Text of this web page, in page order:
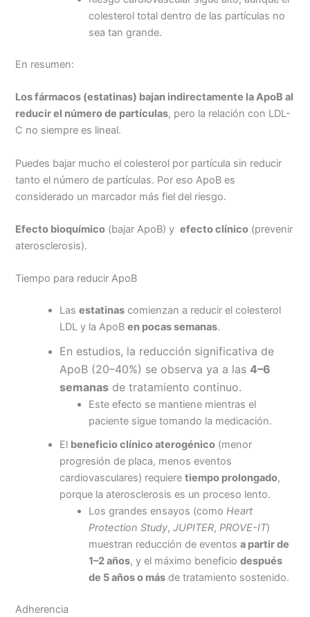
colesterol total dentro de las partículas no
sea tan grande.
En resumen:
Los fármacos (estatinas) bajan indirectamente la ApoB al
reducir el número de partículas, pero la relación con LDL-
C no siempre es lineal.
Puedes bajar mucho el colesterol por partícula sin reducir
tanto el número de partículas. Por eso ApoB es
considerado un marcador más fiel del riesgo.
Efecto bioquímico (bajar ApoB) yefecto clínico (prevenir
aterosclerosis).
Tiempo para reducir ApoB
Lasestatinas comienzan a reducir el colesterol
LDL y la ApoBen pocas semanas.
En estudios, la reducción significativa de
ApoB (20–40%) se observa ya a las4–6
semanas de tratamiento continuo.
Este efecto se mantiene mientras el
paciente sigue tomando la medicación.
El beneficio clínico aterogénico (menor
progresión de placa, menos eventos
cardiovasculares) requieretiempo prolongado,
porque la aterosclerosis es un proceso lento.
Los grandes ensayos (comoHeart
Protection Study,JUPITER,PROVE-IT)
muestran reducción de eventosa partir de
1–2 años, y el máximo beneficiodespués
de 5 años o más de tratamiento sostenido.
Adherencia